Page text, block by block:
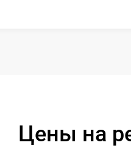
Цены на